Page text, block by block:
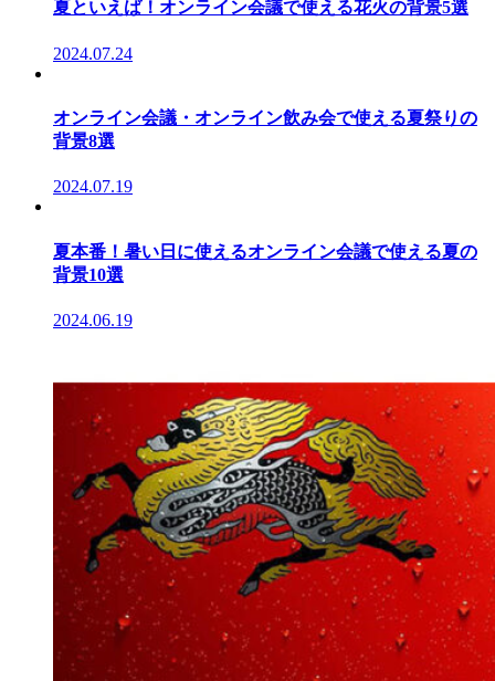
夏といえば！オンライン会議で使える花火の背景5選
2024.07.24
オンライン会議・オンライン飲み会で使える夏祭りの
背景8選
2024.07.19
夏本番！暑い日に使えるオンライン会議で使える夏の
背景10選
2024.06.19